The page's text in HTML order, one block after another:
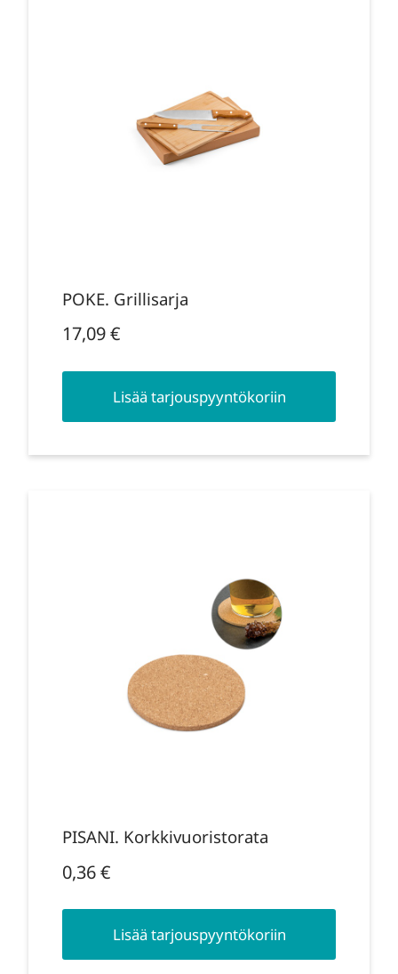
POKE. Grillisarja
17,09€
Lisää tarjouspyyntökoriin
PISANI. Korkkivuoristorata
0,36€
Lisää tarjouspyyntökoriin